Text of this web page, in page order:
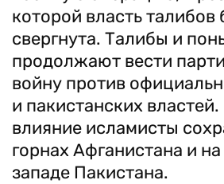
которой власть талибов
свергнута. Талибы и
продолжают вести
войну против
и пакистанских
влияние исламисты
горнах Афганистана и
западе Пакистана.